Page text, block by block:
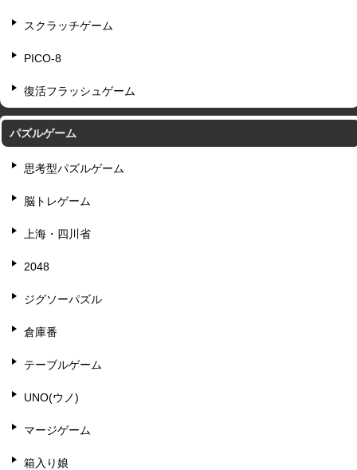
スクラッチゲーム
PICO-8
復活フラッシュゲーム
パズルゲーム
思考型パズルゲーム
脳トレゲーム
上海・四川省
2048
ジグソーパズル
倉庫番
テーブルゲーム
UNO(ウノ)
マージゲーム
箱入り娘